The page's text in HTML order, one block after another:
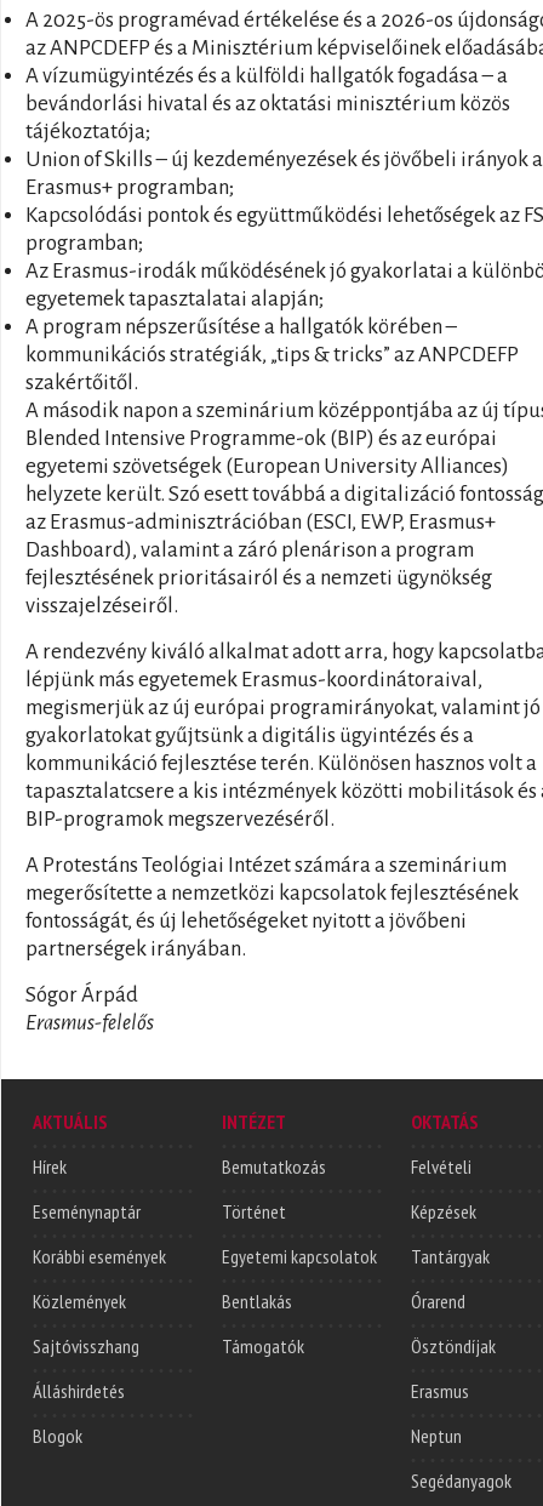
A 2025-ös programévad értékelése és a 2026-os
az ANPCDEFP és a Minisztérium képviselőinek
A vízumügyintézés és a külföldi hallgatók fogadása – a
bevándorlási hivatal és az oktatási minisztérium közös
tájékoztatója;
Union of Skills – új kezdeményezések és jövőbeli irányok
Erasmus+ programban;
Kapcsolódási pontok és együttműködési lehetőségek az
programban;
Az Erasmus-irodák működésének jó gyakorlatai a
egyetemek tapasztalatai alapján;
A program népszerűsítése a hallgatók körében –
kommunikációs stratégiák, „tips & tricks” az ANPCDEFP
szakértőitől.
A második napon a szeminárium középpontjába az új
Blended Intensive Programme-ok (BIP) és az európai
egyetemi szövetségek (European University Alliances)
helyzete került. Szó esett továbbá a digitalizáció
az Erasmus-adminisztrációban (ESCI, EWP, Erasmus+
Dashboard), valamint a záró plenárison a program
fejlesztésének prioritásairól és a nemzeti ügynökség
visszajelzéseiről.
A rendezvény kiváló alkalmat adott arra, hogy
lépjünk más egyetemek Erasmus-koordinátoraival,
megismerjük az új európai programirányokat, valamint jó
gyakorlatokat gyűjtsünk a digitális ügyintézés és a
kommunikáció fejlesztése terén. Különösen hasznos volt a
tapasztalatcsere a kis intézmények közötti mobilitások és
BIP-programok megszervezéséről.
A Protestáns Teológiai Intézet számára a szeminárium
megerősítette a nemzetközi kapcsolatok fejlesztésének
fontosságát, és új lehetőségeket nyitott a jövőbeni
partnerségek irányában.
Sógor Árpád
Erasmus-felelős
AKTUÁLIS
Hírek
Eseménynaptár
Korábbi események
Közlemények
Sajtóvisszhang
Álláshirdetés
Blogok
INTÉZET
Bemutatkozás
Történet
Egyetemi kapcsolatok
Bentlakás
Támogatók
OKTATÁS
Felvételi
Képzések
Tantárgyak
Órarend
Ösztöndíjak
Erasmus
Neptun
Segédanyagok